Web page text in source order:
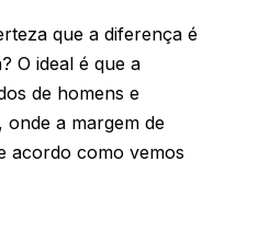
que a diferença é
O ideal é que a
de homens e
onde a margem de
acordo como vemos